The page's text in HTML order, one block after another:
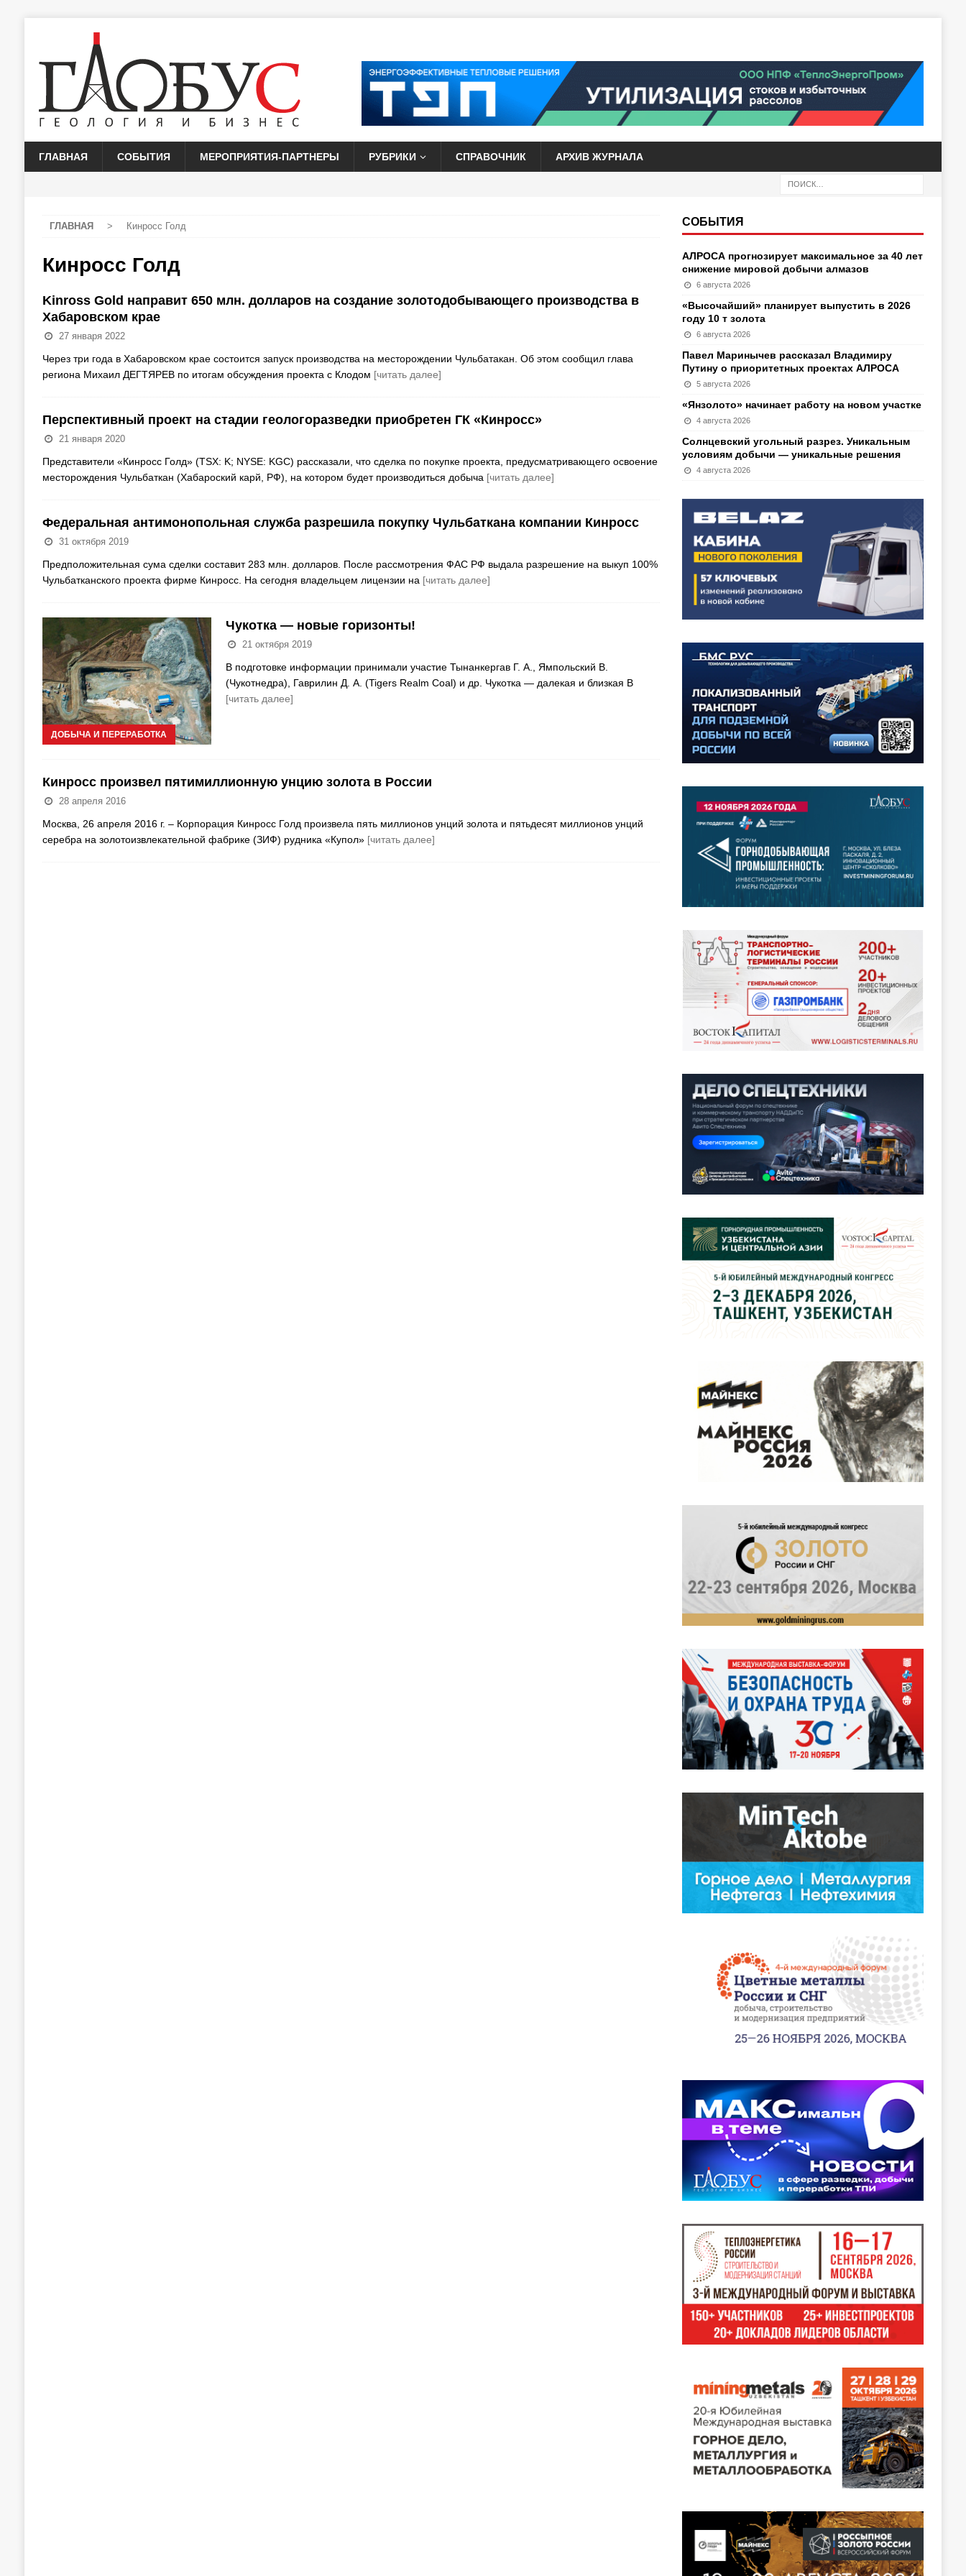
ГЛАВНАЯ СОБЫТИЯ МЕРОПРИЯТИЯ-ПАРТНЕРЫ РУБРИКИ СПРАВОЧНИК АРХИВ ЖУРНАЛА
ГЛАВНАЯ > Кинросс Голд
Кинросс Голд
Kinross Gold направит 650 млн. долларов на создание золотодобывающего производства в
Хабаровском крае
27 января 2022
Через три года в Хабаровском крае состоится запуск производства на месторождении Чульбатакан. Об этом сообщил глава
региона Михаил ДЕГТЯРЕВ по итогам обсуждения проекта с Клодом [читать далее]
Перспективный проект на стадии геологоразведки приобретен ГК «Кинросс»
21 января 2020
Представители «Кинросс Голд» (TSX: K; NYSE: KGC) рассказали, что сделка по покупке проекта, предусматривающего освоение
месторождения Чульбаткан (Хабароский карй, РФ), на котором будет производиться добыча [читать далее]
Федеральная антимонопольная служба разрешила покупку Чульбаткана компании Кинросс
31 октября 2019
Предположительная сума сделки составит 283 млн. долларов. После рассмотрения ФАС РФ выдала разрешение на выкуп 100%
Чульбатканского проекта фирме Кинросс. На сегодня владельцем лицензии на [читать далее]
ДОБЫЧА И ПЕРЕРАБОТКА
Чукотка — новые горизонты!
21 октября 2019
В подготовке информации принимали участие Тынанкергав Г. А., Ямпольский В.
(Чукотнедра), Гаврилин Д. А. (Tigers Realm Coal) и др. Чукотка — далекая и близкая В
[читать далее]
Кинросс произвел пятимиллионную унцию золота в России
28 апреля 2016
Москва, 26 апреля 2016 г. – Корпорация Кинросс Голд произвела пять миллионов унций золота и пятьдесят миллионов унций
серебра на золотоизвлекательной фабрике (ЗИФ) рудника «Купол» [читать далее]
СОБЫТИЯ
АЛРОСА прогнозирует максимальное за 40 лет
снижение мировой добычи алмазов
6 августа 2026
«Высочайший» планирует выпустить в 2026
году 10 т золота
6 августа 2026
Павел Маринычев рассказал Владимиру
Путину о приоритетных проектах АЛРОСА
5 августа 2026
«Янзолото» начинает работу на новом участке
4 августа 2026
Солнцевский угольный разрез. Уникальным
условиям добычи — уникальные решения
4 августа 2026